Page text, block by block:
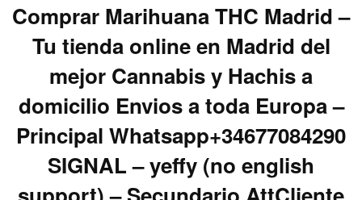
Comprar Marihuana THC Madrid –
Tu tienda online en Madrid del
mejor Cannabis y Hachis a
domicilio Envios a toda Europa –
Principal Whatsapp+34677084290
SIGNAL – yeffy (no english